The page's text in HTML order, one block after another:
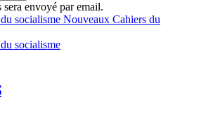
envoyé par email.
Nouveaux Cahiers du